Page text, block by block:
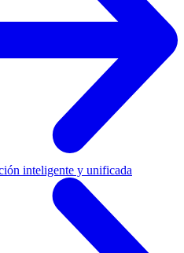
inteligente y unificada